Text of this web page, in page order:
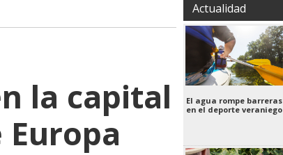
la capital
Actualidad
El agua rompe barreras
en el deporte veraniego